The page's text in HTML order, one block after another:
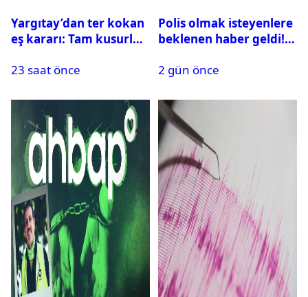
Yargıtay’dan ter kokan
eş kararı: Tam kusurlu
23 saat önce
Polis olmak isteyenlere
beklenen haber geldi!
2 gün önce